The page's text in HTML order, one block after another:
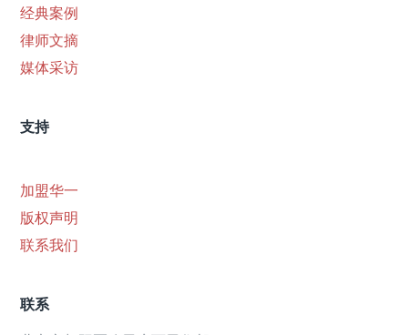
经典案例
律师文摘
媒体采访
支持
加盟华一
版权声明
联系我们
联系